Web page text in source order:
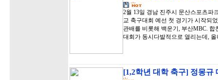
2월 13일 경남 진주시 문산스포츠파
교 축구대회 예선 첫 경기가 시작되
관배를 비롯해 백운기, 부산MBC.
대회가 동시다발적으로 열리는데,
[1,2학년 대학 축구] 정몽